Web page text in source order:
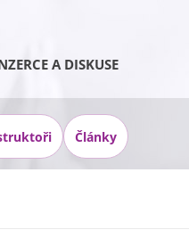
A DISKUSE
Články